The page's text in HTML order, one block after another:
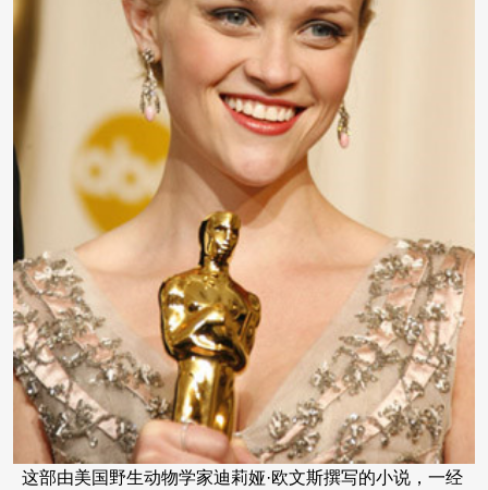
这部由美国野生动物学家迪莉娅·欧文斯撰写的小说，一经